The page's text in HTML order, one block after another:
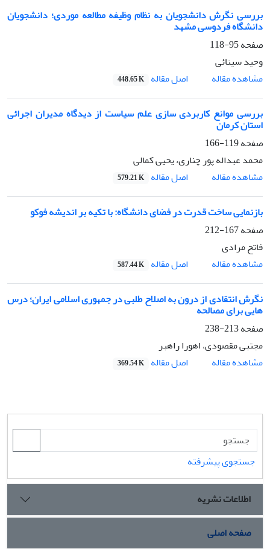
بررسی نگرش دانشجویان به نظام وظیفه مطالعه موردی؛ دانشجویان
دانشگاه فردوسی مشهد
صفحه95-118
وحید سینائی
مشاهده مقاله
اصل مقاله 448.65 K
بررسی موانع کاربردی سازی علم سیاست از دیدگاه مدیران اجرائی
استان کرمان
صفحه119-166
محمد عبداله پور چناری، یحیی کمالی
مشاهده مقاله
اصل مقاله 579.21 K
بازنمایی ساخت قدرت در فضای دانشگاه: با تکیه بر اندیشه فوکو
صفحه167-212
فاتح مرادی
مشاهده مقاله
اصل مقاله 587.44 K
نگرش انتقادی از درون به اصلاح طلبی در جمهوری اسلامی ایران؛ درس
هایی برای مصالحه
صفحه213-238
مجتبی مقصودی، اهورا راهبر
مشاهده مقاله
اصل مقاله 369.54 K
جستجوی پیشرفته
اطلاعات نشریه
صفحه اصلی